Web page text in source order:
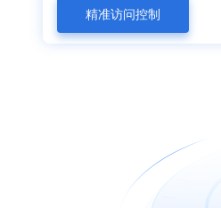
精准访问控制